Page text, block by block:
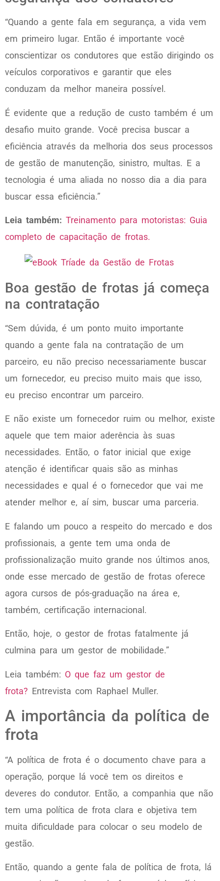
“Quando a gente fala em segurança, a vida vem
em primeiro lugar. Então é importante você
conscientizar os condutores que estão dirigindo os
veículos corporativos e garantir que eles
conduzam da melhor maneira possível.
É evidente que a redução de custo também é um
desafio muito grande. Você precisa buscar a
eficiência através da melhoria dos seus processos
de gestão de manutenção, sinistro, multas. E a
tecnologia é uma aliada no nosso dia a dia para
buscar essa eficiência.”
Leia também: Treinamento para motoristas: Guia
completo de capacitação de frotas.
Boa gestão de frotas já começa
na contratação
“Sem dúvida, é um ponto muito importante
quando a gente fala na contratação de um
parceiro, eu não preciso necessariamente buscar
um fornecedor, eu preciso muito mais que isso,
eu preciso encontrar um parceiro.
E não existe um fornecedor ruim ou melhor, existe
aquele que tem maior aderência às suas
necessidades. Então, o fator inicial que exige
atenção é identificar quais são as minhas
necessidades e qual é o fornecedor que vai me
atender melhor e, aí sim, buscar uma parceria.
E falando um pouco a respeito do mercado e dos
profissionais, a gente tem uma onda de
profissionalização muito grande nos últimos anos,
onde esse mercado de gestão de frotas oferece
agora cursos de pós-graduação na área e,
também, certificação internacional.
Então, hoje, o gestor de frotas fatalmente já
culmina para um gestor de mobilidade.”
Leia também: O que faz um gestor de
frota? Entrevista com Raphael Muller.
A importância da política de
frota
“A política de frota é o documento chave para a
operação, porque lá você tem os direitos e
deveres do condutor. Então, a companhia que não
tem uma política de frota clara e objetiva tem
muita dificuldade para colocar o seu modelo de
gestão.
Então, quando a gente fala de política de frota, lá